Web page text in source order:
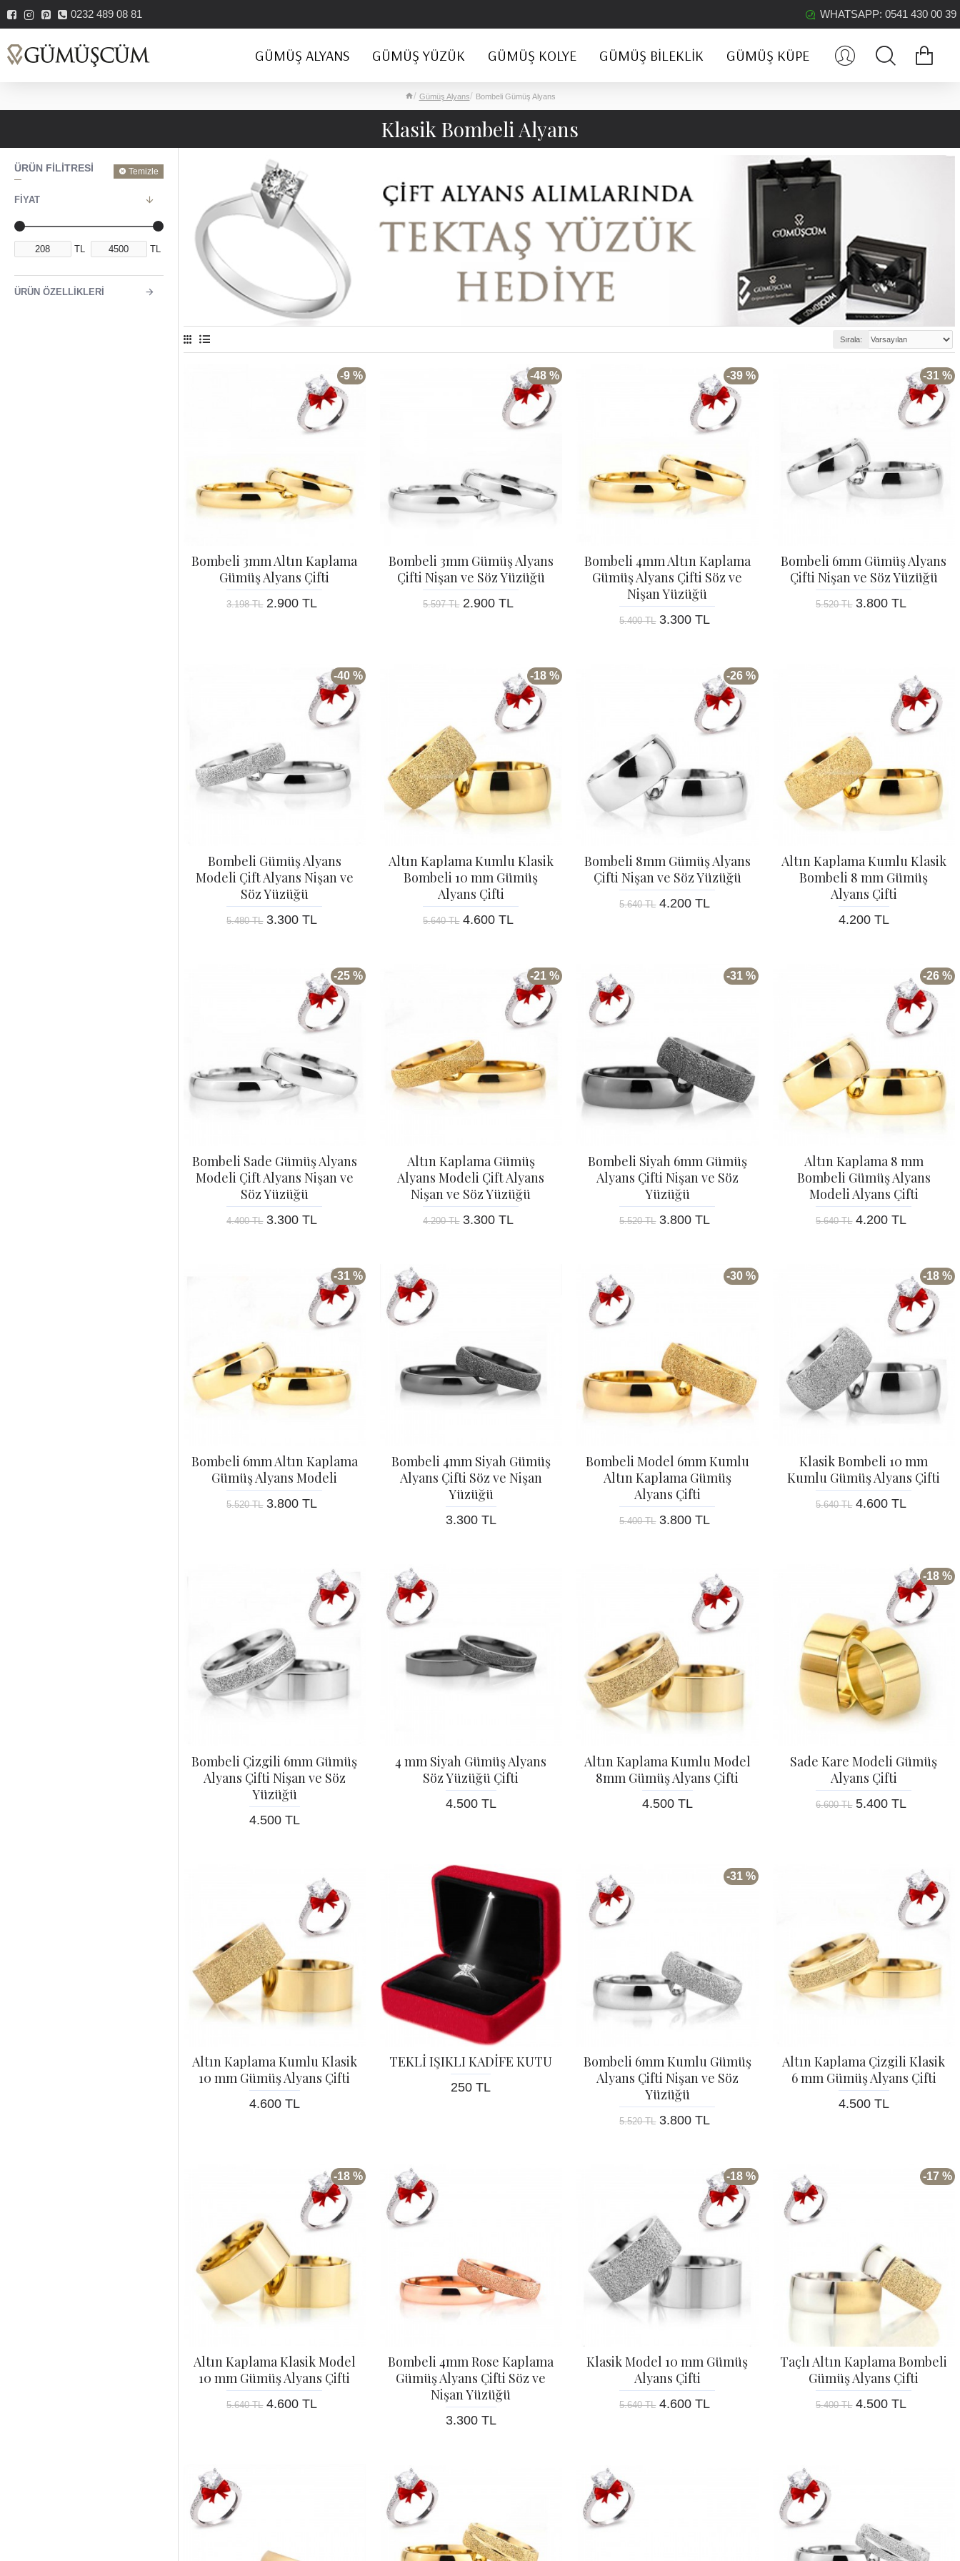
0232 489 08 81 WHATSAPP: 0541 430 00 39
GÜMÜŞ ALYANS GÜMÜŞ YÜZÜK GÜMÜŞ KOLYE GÜMÜŞ BILEKLIK GÜMÜŞ KÜPE
Gümüş Alyans Bombeli Gümüş Alyans
Klasik Bombeli Alyans
ÜRÜN FILITRESI Temizle
FIYAT
TL TL
ÜRÜN ÖZELLIKLERI
Sırala:
-9 %
Bombeli 3mm Altın Kaplama
Gümüş Alyans Çifti
3.198 TL 2.900 TL
-48 %
Bombeli 3mm Gümüş Alyans
Çifti Nişan ve Söz Yüzüğü
5.597 TL 2.900 TL
-39 %
Bombeli 4mm Altın Kaplama
Gümüş Alyans Çifti Söz ve
Nişan Yüzüğü
5.400 TL 3.300 TL
-31 %
Bombeli 6mm Gümüş Alyans
Çifti Nişan ve Söz Yüzüğü
5.520 TL 3.800 TL
-40 %
Bombeli Gümüş Alyans
Modeli Çift Alyans Nişan ve
Söz Yüzüğü
5.480 TL 3.300 TL
-18 %
Altın Kaplama Kumlu Klasik
Bombeli 10 mm Gümüş
Alyans Çifti
5.640 TL 4.600 TL
-26 %
Bombeli 8mm Gümüş Alyans
Çifti Nişan ve Söz Yüzüğü
5.640 TL 4.200 TL
Altın Kaplama Kumlu Klasik
Bombeli 8 mm Gümüş
Alyans Çifti
4.200 TL
-25 %
Bombeli Sade Gümüş Alyans
Modeli Çift Alyans Nişan ve
Söz Yüzüğü
4.400 TL 3.300 TL
-21 %
Altın Kaplama Gümüş
Alyans Modeli Çift Alyans
Nişan ve Söz Yüzüğü
4.200 TL 3.300 TL
-31 %
Bombeli Siyah 6mm Gümüş
Alyans Çifti Nişan ve Söz
Yüzüğü
5.520 TL 3.800 TL
-26 %
Altın Kaplama 8 mm
Bombeli Gümüş Alyans
Modeli Alyans Çifti
5.640 TL 4.200 TL
-31 %
Bombeli 6mm Altın Kaplama
Gümüş Alyans Modeli
5.520 TL 3.800 TL
Bombeli 4mm Siyah Gümüş
Alyans Çifti Söz ve Nişan
Yüzüğü
3.300 TL
-30 %
Bombeli Model 6mm Kumlu
Altın Kaplama Gümüş
Alyans Çifti
5.400 TL 3.800 TL
-18 %
Klasik Bombeli 10 mm
Kumlu Gümüş Alyans Çifti
5.640 TL 4.600 TL
Bombeli Çizgili 6mm Gümüş
Alyans Çifti Nişan ve Söz
Yüzüğü
4.500 TL
4 mm Siyah Gümüş Alyans
Söz Yüzüğü Çifti
4.500 TL
Altın Kaplama Kumlu Model
8mm Gümüş Alyans Çifti
4.500 TL
-18 %
Sade Kare Modeli Gümüş
Alyans Çifti
6.600 TL 5.400 TL
Altın Kaplama Kumlu Klasik
10 mm Gümüş Alyans Çifti
4.600 TL
TEKLİ IŞIKLI KADİFE KUTU
250 TL
-31 %
Bombeli 6mm Kumlu Gümüş
Alyans Çifti Nişan ve Söz
Yüzüğü
5.520 TL 3.800 TL
Altın Kaplama Çizgili Klasik
6 mm Gümüş Alyans Çifti
4.500 TL
-18 %
Altın Kaplama Klasik Model
10 mm Gümüş Alyans Çifti
5.640 TL 4.600 TL
Bombeli 4mm Rose Kaplama
Gümüş Alyans Çifti Söz ve
Nişan Yüzüğü
3.300 TL
-18 %
Klasik Model 10 mm Gümüş
Alyans Çifti
5.640 TL 4.600 TL
-17 %
Taçlı Altın Kaplama Bombeli
Gümüş Alyans Çifti
5.400 TL 4.500 TL